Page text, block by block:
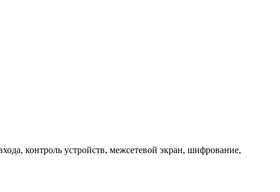
контроль устройств, межсетевой экран, шифрование,